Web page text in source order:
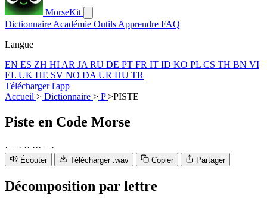
MorseKit
Dictionnaire Académie Outils Apprendre FAQ
Langue
EN ES ZH HI AR JA RU DE PT FR IT ID KO PL CS TH BN VI
EL UK HE SV NO DA UR HU TR
Télécharger l'app
Accueil > Dictionnaire > P>PISTE
Piste en Code Morse
·−−· ·· ··· − ·
Écouter Télécharger .wav Copier Partager
Décomposition par lettre